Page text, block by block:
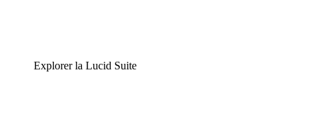
Explorer la Lucid Suite